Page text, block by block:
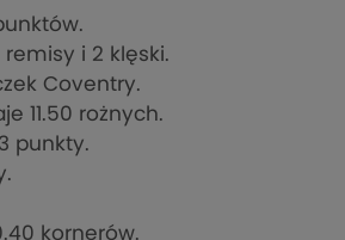
i 2 klęski.
Coventry.
11.50 rożnych.
punkty.
kornerów.